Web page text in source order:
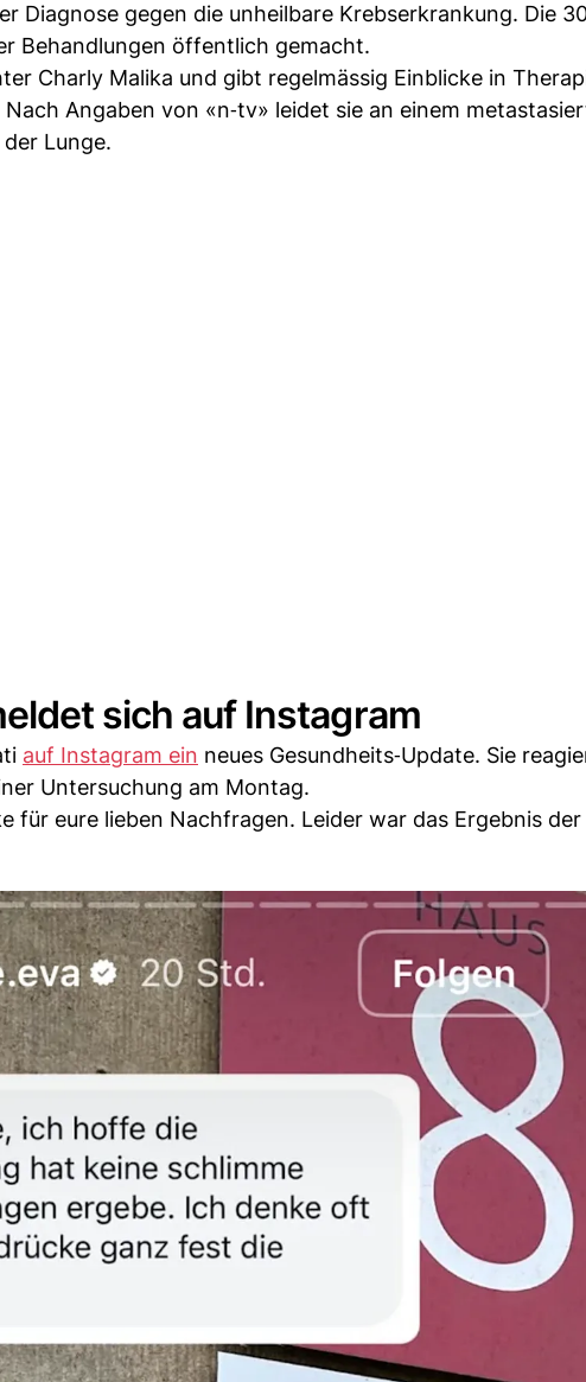
Diagnose gegen die unheilbare Krebserkrankung. Die
Behandlungen öffentlich gemacht.
Charly Malika und gibt regelmässig Einblicke in
Angaben von «n‑tv» leidet sie an einem
Lunge.
sich auf Instagram
auf Instagram ein neues Gesundheits‑Update. Sie
Untersuchung am Montag.
für eure lieben Nachfragen. Leider war das Ergebnis